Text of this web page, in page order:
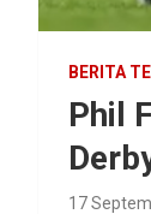
BERITA
Phil
17